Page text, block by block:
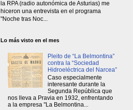
la RPA (radio autonómica de Asturias) me
hiceron una entrevista en el programa
"Noche tras Noc...
Lo más visto en el mes
Pleito de “La Belmontina”
contra la “Sociedad
Hidroeléctrica del Narcea”
Caso especialmente
interesante durante la
Segunda República que
nos lleva a Pravia en 1932, enfrentando
a la empresa "La Belmontina...